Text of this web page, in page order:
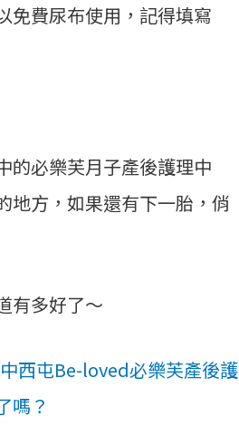
免費尿布使用，記得填寫
的必樂芙月子產後護理中
地方，如果還有下一胎，俏
有多好了～
西屯Be-loved必樂芙產後護
嗎？